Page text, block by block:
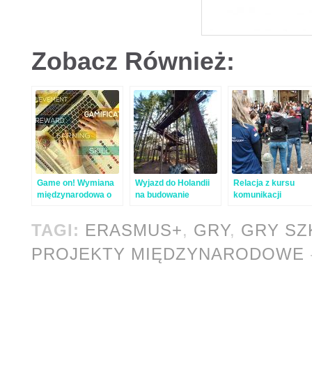
Zobacz Również:
Game on! Wymiana
międzynarodowa o
Wyjazd do Holandii
na budowanie
Relacja z kursu
komunikacji
TAGI: ERASMUS+, GRY, GRY
PROJEKTY MIĘDZYNARODOWE